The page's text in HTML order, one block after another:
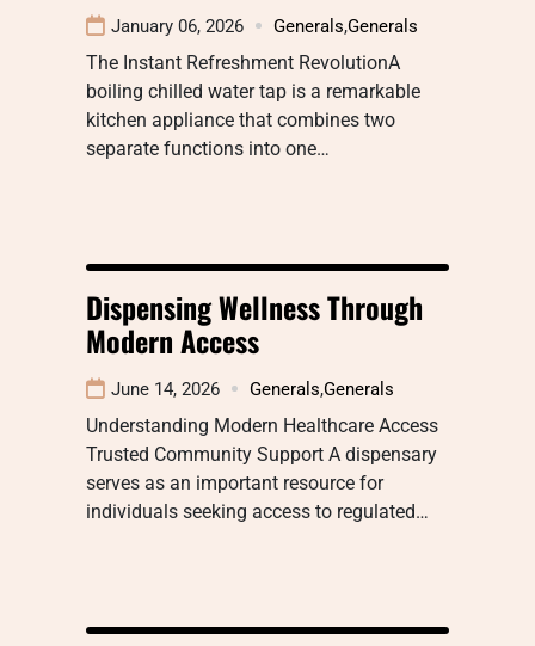
January 06, 2026 Generals,Generals
The Instant Refreshment RevolutionA
boiling chilled water tap is a remarkable
kitchen appliance that combines two
separate functions into one…
Dispensing Wellness Through
Modern Access
June 14, 2026 Generals,Generals
Understanding Modern Healthcare Access
Trusted Community Support A dispensary
serves as an important resource for
individuals seeking access to regulated…